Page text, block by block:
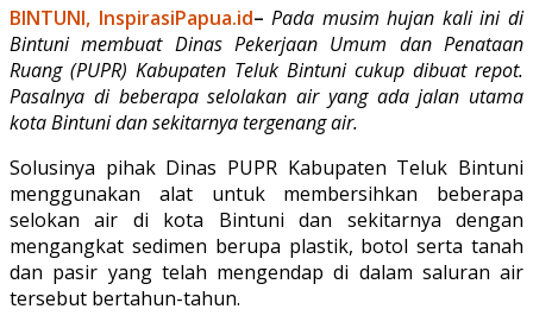
BINTUNI, InspirasiPapua.id– Pada musim hujan kali ini di
Bintuni membuat Dinas Pekerjaan Umum dan Penataan
Ruang (PUPR) Kabupaten Teluk Bintuni cukup dibuat repot.
Pasalnya di beberapa selolakan air yang ada jalan utama
kota Bintuni dan sekitarnya tergenang air.
Solusinya pihak Dinas PUPR Kabupaten Teluk Bintuni
menggunakan alat untuk membersihkan beberapa
selokan air di kota Bintuni dan sekitarnya dengan
mengangkat sedimen berupa plastik, botol serta tanah
dan pasir yang telah mengendap di dalam saluran air
tersebut bertahun-tahun.